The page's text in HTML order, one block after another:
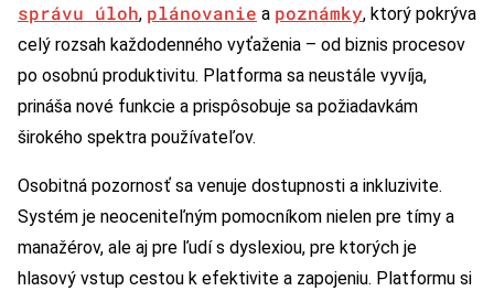
správu úloh, plánovanie a poznámky, ktorý pokrýva
celý rozsah každodenného vyťaženia – od biznis procesov
po osobnú produktivitu. Platforma sa neustále vyvíja,
prináša nové funkcie a prispôsobuje sa požiadavkám
širokého spektra používateľov.
Osobitná pozornosť sa venuje dostupnosti a inkluzivite.
Systém je neoceniteľným pomocníkom nielen pre tímy a
manažérov, ale aj pre ľudí s dyslexiou, pre ktorých je
hlasový vstup cestou k efektivite a zapojeniu. Platformu si